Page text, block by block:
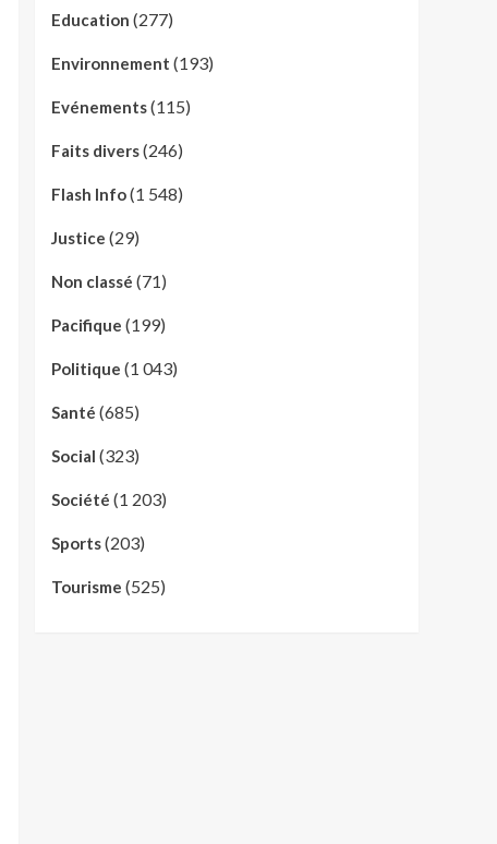
Education (277)
Environnement (193)
Evénements(115)
Faits divers(246)
Flash Info(1 548)
Justice (29)
Non classé (71)
Pacifique (199)
Politique (1 043)
Santé (685)
Social (323)
Société (1 203)
Sports(203)
Tourisme (525)